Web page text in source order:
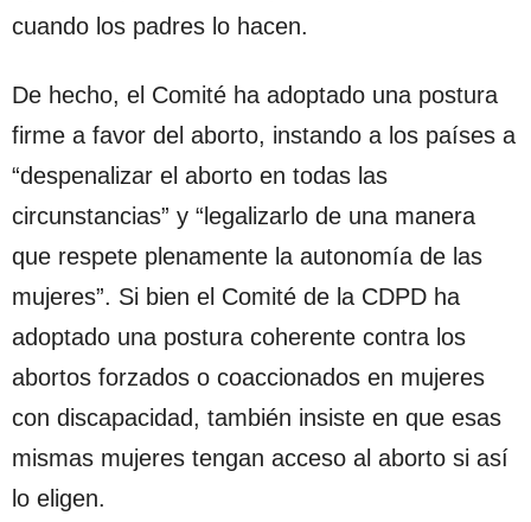
cuando los padres lo hacen.
De hecho, el Comité ha adoptado una postura
firme a favor del aborto, instando a los países a
“despenalizar el aborto en todas las
circunstancias” y “legalizarlo de una manera
que respete plenamente la autonomía de las
mujeres”. Si bien el Comité de la CDPD ha
adoptado una postura coherente contra los
abortos forzados o coaccionados en mujeres
con discapacidad, también insiste en que esas
mismas mujeres tengan acceso al aborto si así
lo eligen.